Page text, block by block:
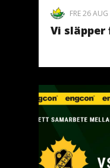
FRE 26
Vi